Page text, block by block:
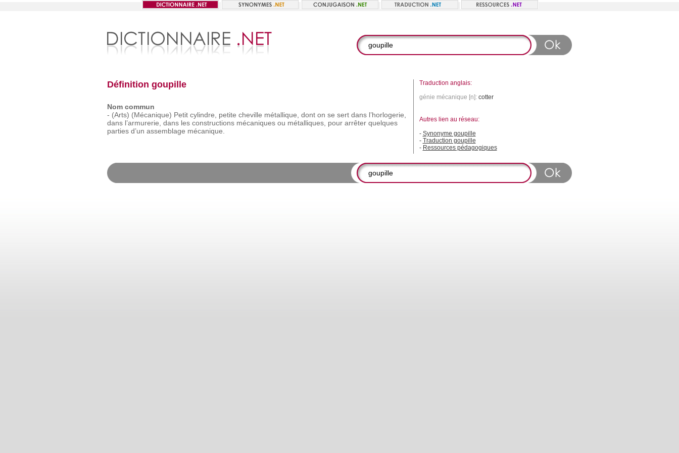
Définition goupille
Nom commun
- (Arts) (Mécanique) Petit cylindre, petite cheville métallique, dont on se sert dans l’horlogerie,
dans l’armurerie, dans les constructions mécaniques ou métalliques, pour arrêter quelques
parties d’un assemblage mécanique.
Traduction anglais:
génie mécanique [n]: cotter
Autres lien au réseau:
- Synonyme goupille
- Traduction goupille
- Ressources pédagogiques